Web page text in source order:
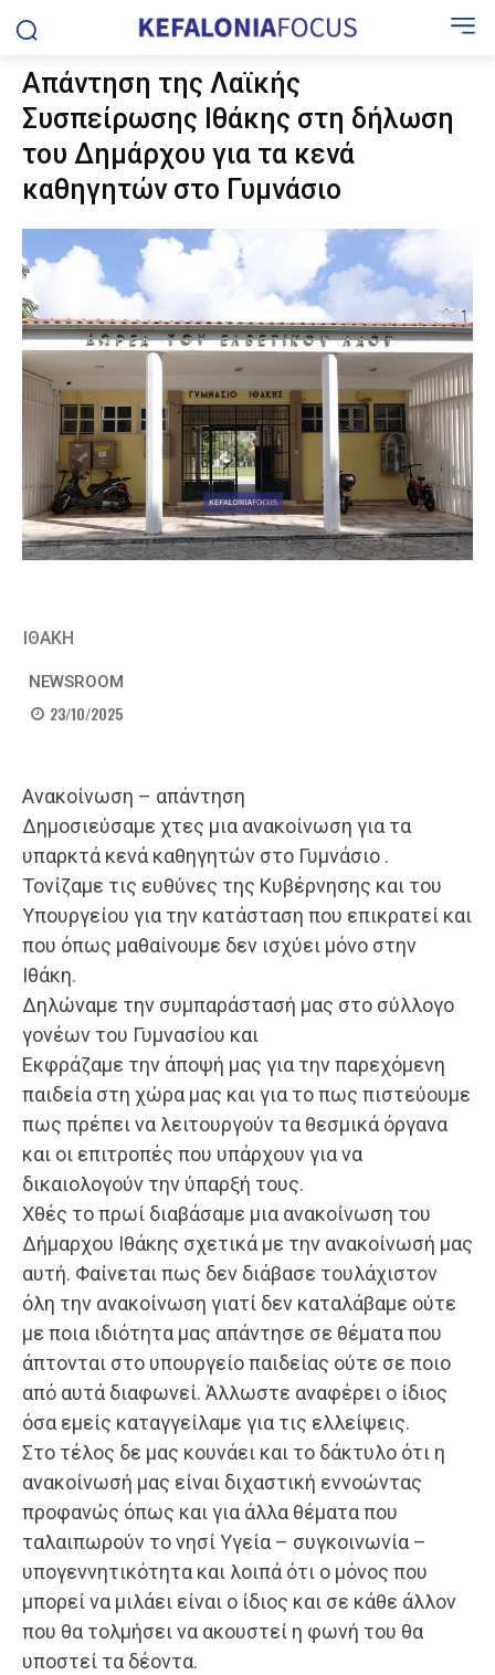
Απάντηση της Λαϊκής
Συσπείρωσης Ιθάκης στη δήλωση
του Δημάρχου για τα κενά
καθηγητών στο Γυμνάσιο
ΙΘΑΚΗ
NEWSROOM
23/10/2025
Ανακοίνωση – απάντηση
Δημοσιεύσαμε χτες μια ανακοίνωση για τα
υπαρκτά κενά καθηγητών στο Γυμνάσιο .
Τονίζαμε τις ευθύνες της Κυβέρνησης και του
Υπουργείου για την κατάσταση που επικρατεί και
που όπως μαθαίνουμε δεν ισχύει μόνο στην
Ιθάκη.
Δηλώναμε την συμπαράστασή μας στο σύλλογο
γονέων του Γυμνασίου και
Εκφράζαμε την άποψή μας για την παρεχόμενη
παιδεία στη χώρα μας και για το πως πιστεύουμε
πως πρέπει να λειτουργούν τα θεσμικά όργανα
και οι επιτροπές που υπάρχουν για να
δικαιολογούν την ύπαρξή τους.
Χθές το πρωί διαβάσαμε μια ανακοίνωση του
Δήμαρχου Ιθάκης σχετικά με την ανακοίνωσή μας
αυτή. Φαίνεται πως δεν διάβασε τουλάχιστον
όλη την ανακοίνωση γιατί δεν καταλάβαμε ούτε
με ποια ιδιότητα μας απάντησε σε θέματα που
άπτονται στο υπουργείο παιδείας ούτε σε ποιο
από αυτά διαφωνεί. Άλλωστε αναφέρει ο ίδιος
όσα εμείς καταγγείλαμε για τις ελλείψεις.
Στο τέλος δε μας κουνάει και το δάκτυλο ότι η
ανακοίνωσή μας είναι διχαστική εννοώντας
προφανώς όπως και για άλλα θέματα που
ταλαιπωρούν το νησί Υγεία – συγκοινωνία –
υπογεννητικότητα και λοιπά ότι ο μόνος που
μπορεί να μιλάει είναι ο ίδιος και σε κάθε άλλον
που θα τολμήσει να ακουστεί η φωνή του θα
υποστεί τα δέοντα.